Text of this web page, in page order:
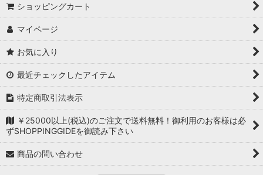
ショッピングカート
マイページ
お気に入り
最近チェックしたアイテム
特定商取引法表示
￥25000以上(税込)のご注文で送料無料！御利用のお客様は必
ずSHOPPINGGIDEを御読み下さい
商品の問い合わせ